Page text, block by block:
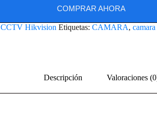
COMPRAR AHORA
CCTV Hikvision Etiquetas: CAMARA,
Descripción Valoraciones